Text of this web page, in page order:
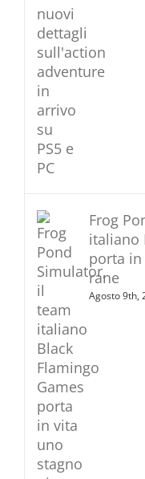
Frog
italiano
porta
rane
Agosto 9th,